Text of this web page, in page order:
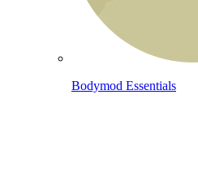
Bodymod Essentials